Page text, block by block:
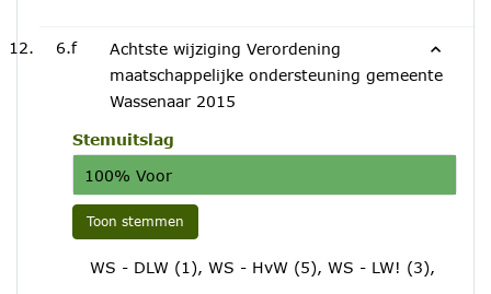
6.f
Achtste wijziging Verordening
maatschappelijke ondersteuning gemeente
Wassenaar 2015
Stemuitslag
100% Voor
Toon stemmen
WS - DLW (1), WS - HvW (5), WS - LW! (3),